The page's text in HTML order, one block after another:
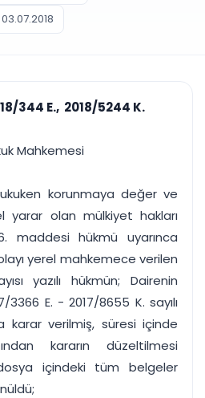
takibi
yönetim
finansa, hepsi bir arada.
Ücretsiz Başlayın
03.07.2018
344 E., 2018/5244 K.
Mahkemesi
korunmaya değer ve
yarar olan mülkiyet hakları
maddesi hükmü uyarınca
yerel mahkemece verilen
yazılı hükmün; Dairenin
3366 E. - 2017/8655 K. sayılı
karar verilmiş, süresi içinde
kararın düzeltilmesi
içindeki tüm belgeler